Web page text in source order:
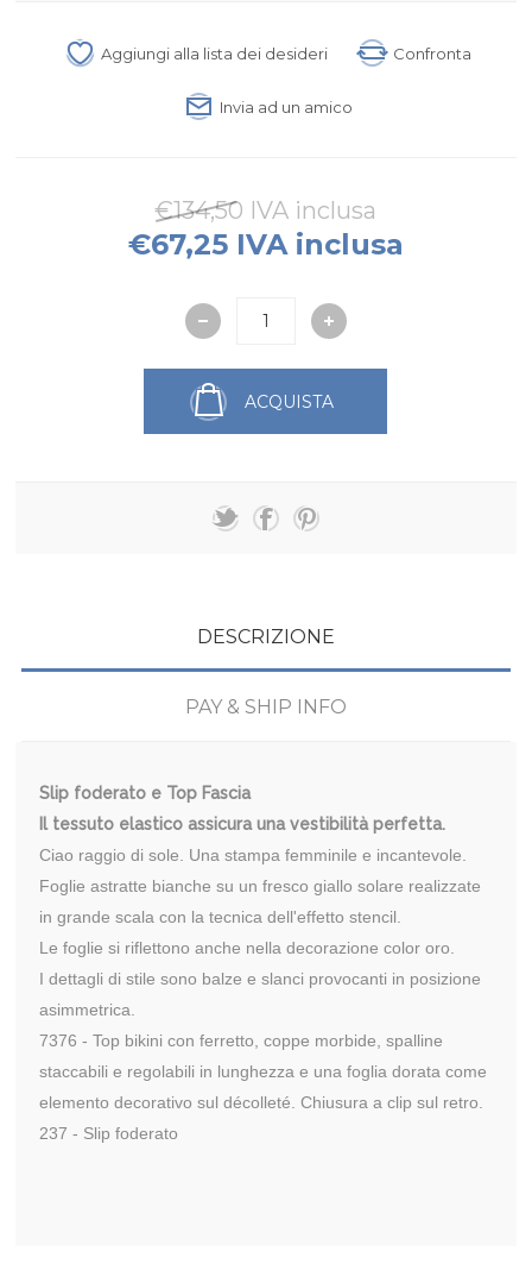
Aggiungi alla lista dei desideri Confronta
Invia ad un amico
€134,50 IVA inclusa
€67,25 IVA inclusa
ACQUISTA
DESCRIZIONE
PAY & SHIP INFO
Slip foderato e Top Fascia
Il tessuto elastico assicura una vestibilità perfetta.
Ciao raggio di sole. Una stampa femminile e incantevole.
Foglie astratte bianche su un fresco giallo solare realizzate
in grande scala con la tecnica dell'effetto stencil.
Le foglie si riflettono anche nella decorazione color oro.
I dettagli di stile sono balze e slanci provocanti in posizione
asimmetrica.
7376 - Top bikini con ferretto, coppe morbide, spalline
staccabili e regolabili in lunghezza e una foglia dorata come
elemento decorativo sul décolleté. Chiusura a clip sul retro.
237 - Slip foderato